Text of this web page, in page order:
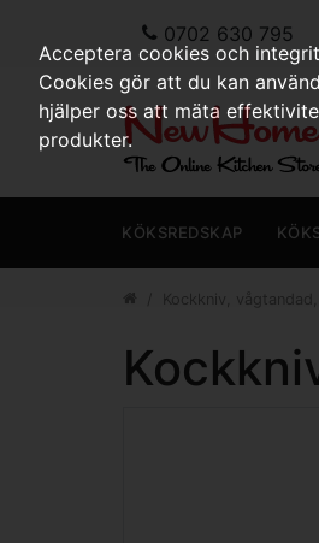
0702 630 795
KÖKSREDSKAP
Acceptera cookies och
Cookies gör att du kan
hjälper oss att mäta
produkter.